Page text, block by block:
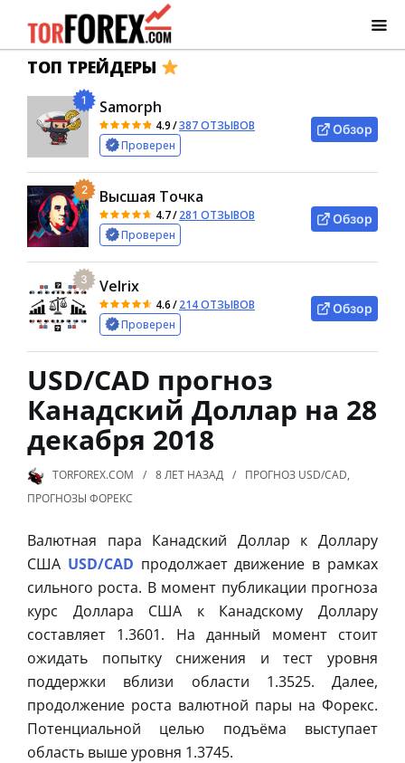
ТОП ТРЕЙДЕРЫ
1 Samorph
4.9/387 ОТЗЫВОВ
Проверен
Обзор
2 Высшая Точка
4.7/281 ОТЗЫВОВ
Проверен
Обзор
3 Velrix
4.6/214 ОТЗЫВОВ
Проверен
Обзор
USD/CAD прогноз
Канадский Доллар на 28
декабря 2018
TORFOREX.COM 8 ЛЕТ НАЗАД ПРОГНОЗ USD/CAD,
ПРОГНОЗЫ ФОРЕКС
Валютная пара Канадский Доллар к Доллару
США USD/CAD продолжает движение в рамках
сильного роста. В момент публикации прогноза
курс Доллара США к Канадскому Доллару
составляет 1.3601. На данный момент стоит
ожидать попытку снижения и тест уровня
поддержки вблизи области 1.3525. Далее,
продолжение роста валютной пары на Форекс.
Потенциальной целью подъёма выступает
область выше уровня 1.3745.